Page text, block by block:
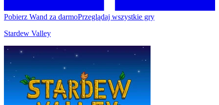
Pobierz Wand za darmoPrzeglądaj wszystkie gry
Stardew Valley